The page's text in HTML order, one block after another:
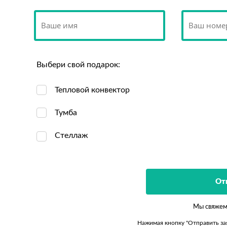
Нажимая кнопку "Отправить
Мы
Выбери свой подарок:
Тепловой конвектор
Тумба
Стеллаж